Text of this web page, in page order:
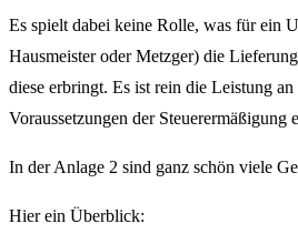
Es spielt dabei keine Rolle, was für ein
Hausmeister oder Metzger) die
diese erbringt. Es ist rein die Leistung
Voraussetzungen der Steuerermäßigung
In der Anlage 2 sind ganz schön viele
Hier ein Überblick: